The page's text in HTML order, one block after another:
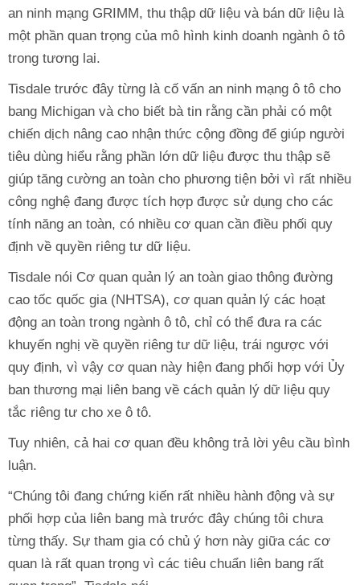
an ninh mạng GRIMM, thu thập dữ liệu và bán dữ liệu là
một phần quan trọng của mô hình kinh doanh ngành ô tô
trong tương lai.
Tisdale trước đây từng là cố vấn an ninh mạng ô tô cho
bang Michigan và cho biết bà tin rằng cần phải có một
chiến dịch nâng cao nhận thức cộng đồng để giúp người
tiêu dùng hiểu rằng phần lớn dữ liệu được thu thập sẽ
giúp tăng cường an toàn cho phương tiện bởi vì rất nhiều
công nghệ đang được tích hợp được sử dụng cho các
tính năng an toàn, có nhiều cơ quan cần điều phối quy
định về quyền riêng tư dữ liệu.
Tisdale nói Cơ quan quản lý an toàn giao thông đường
cao tốc quốc gia (NHTSA), cơ quan quản lý các hoạt
động an toàn trong ngành ô tô, chỉ có thể đưa ra các
khuyến nghị về quyền riêng tư dữ liệu, trái ngược với
quy định, vì vậy cơ quan này hiện đang phối hợp với Ủy
ban thương mại liên bang về cách quản lý dữ liệu quy
tắc riêng tư cho xe ô tô.
Tuy nhiên, cả hai cơ quan đều không trả lời yêu cầu bình
luận.
“Chúng tôi đang chứng kiến rất nhiều hành động và sự
phối hợp của liên bang mà trước đây chúng tôi chưa
từng thấy. Sự tham gia có chủ ý hơn này giữa các cơ
quan là rất quan trọng vì các tiêu chuẩn liên bang rất